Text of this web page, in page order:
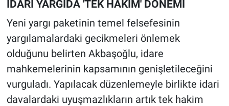
İDARİ YARGIDA 'TEK HAKİM' DÖNEMİ
Yeni yargı paketinin temel felsefesinin
yargılamalardaki gecikmeleri önlemek
olduğunu belirten Akbaşoğlu, idare
mahkemelerinin kapsamının genişletileceğini
vurguladı. Yapılacak düzenlemeyle birlikte idari
davalardaki uyuşmazlıkların artık tek hakim